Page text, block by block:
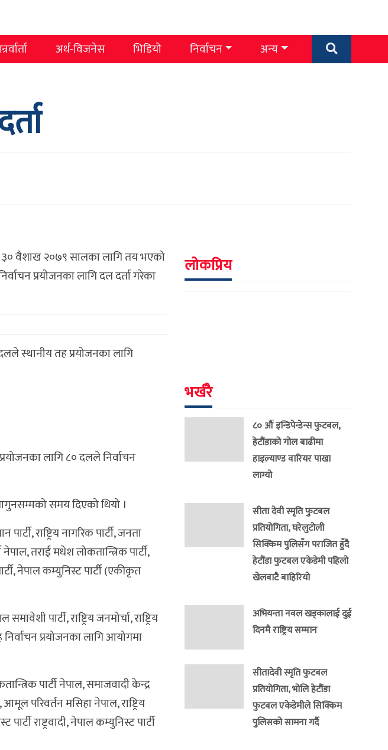
अर्थ-विजनेस भिडियो निर्वाचन अन्य
३० वैशाख २०७९ सालका लागि तय भएको
प्रयोजनका लागि दल दर्ता गरेका
स्थानीय तह प्रयोजनका लागि
लागि ८० दलले निर्वाचन
समय दिएको थियो ।
राष्ट्रिय नागरिक पार्टी, जनता
तराई मधेश लोकतान्त्रिक पार्टी,
नेपाल कम्युनिस्ट पार्टी (एकीकृत
पार्टी, राष्ट्रिय जनमोर्चा, राष्ट्रिय
निर्वाचन प्रयोजनका लागि आयोगमा
पार्टी नेपाल, समाजवादी केन्द्र
परिवर्तन मसिहा नेपाल, राष्ट्रिय
राष्ट्रवादी, नेपाल कम्युनिस्ट पार्टी
लोकप्रिय
भर्खरै
८० औं इन्डिपेन्डेन्स फुटबल,
हेटौंडाको गोल बाढीमा
हाइल्याण्ड वारियर पाखा
लाग्यो
सीता देवी स्मृति फुटबल
प्रतियोगिता, घरेलुटोली
सिक्किम पुलिसँग पराजित हुँदै
हेटौंडा फुटबल एकेडेमी पहिलो
खेलबाटै बाहिरियो
अभियन्ता नवल खड्कालाई दुई
दिनमै राष्ट्रिय सम्मान
सीतादेवी स्मृति फुटबल
प्रतियोगिता, भोलि हेटौंडा
फुटबल एकेडेमीले सिक्किम
पुलिसको सामना गर्दै